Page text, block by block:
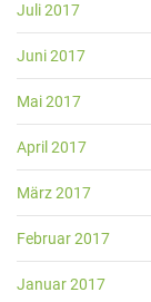
Juli 2017
Juni 2017
Mai 2017
April 2017
März 2017
Februar 2017
Januar 2017